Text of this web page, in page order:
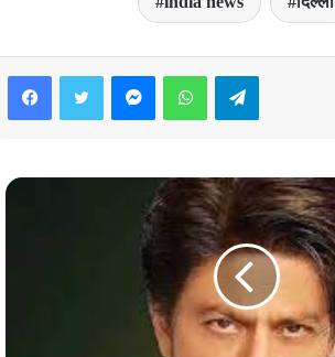
FacebookTwitter MessengerWhatsAppTelegram